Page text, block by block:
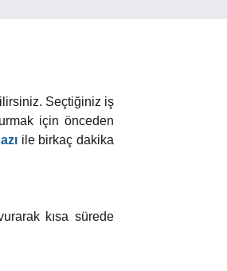
Seçtiğiniz iş
için önceden
ile birkaç dakika
kısa sürede